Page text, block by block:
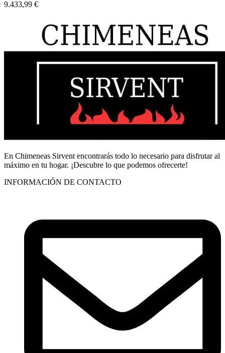
9.433,99 €
En Chimeneas Sirvent encontrarás todo lo necesario para disfrutar al
máximo en tu hogar. ¡Descubre lo que podemos ofrecerte!
INFORMACIÓN DE CONTACTO